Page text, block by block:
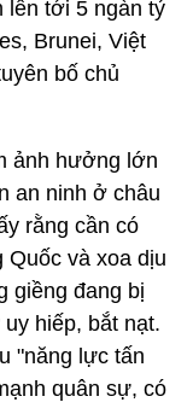
lên tới 5 ngàn tỷ
Brunei, Việt
bố chủ
ảnh hưởng lớn
an ninh ở châu
rằng cần có
Quốc và xoa dịu
giềng đang bị
hiếp, bắt nạt.
"năng lực tấn
quân sự, có